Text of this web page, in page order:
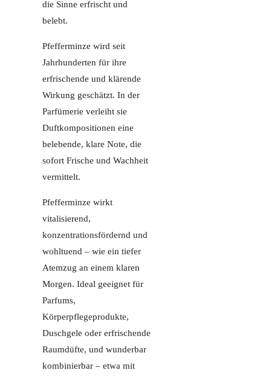
die Sinne erfrischt und
belebt.
Pfefferminze wird seit
Jahrhunderten für ihre
erfrischende und klärende
Wirkung geschätzt. In der
Parfümerie verleiht sie
Duftkompositionen eine
belebende, klare Note, die
sofort Frische und Wachheit
vermittelt.
Pfefferminze wirkt
vitalisierend,
konzentrationsfördernd und
wohltuend – wie ein tiefer
Atemzug an einem klaren
Morgen. Ideal geeignet für
Parfums,
Körperpflegeprodukte,
Duschgele oder erfrischende
Raumdüfte, und wunderbar
kombinierbar – etwa mit